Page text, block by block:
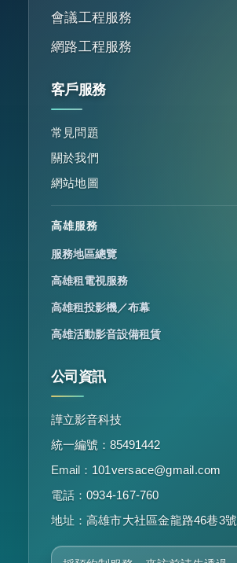
會議工程服務
網路工程服務
客戶服務
常見問題
關於我們
網站地圖
高雄服務
服務地區總覽
高雄租電視服務
高雄租投影機／布幕
高雄活動影音設備租賃
公司資訊
譁立影音科技
統一編號：85491442
Email： 101versace@gmail.com
電話： 0934-167-760
地址： 高雄市大社區金龍路46巷3號